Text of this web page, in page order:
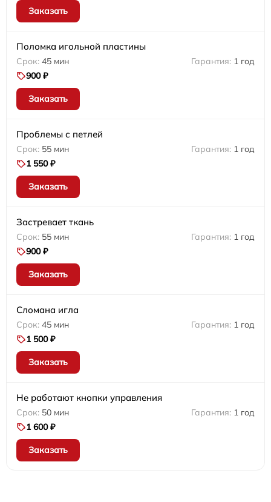
Заказать
Поломка игольной пластины
45 мин
1 год
900 ₽
Заказать
Проблемы с петлей
55 мин
1 год
1 550 ₽
Заказать
Застревает ткань
55 мин
1 год
900 ₽
Заказать
Сломана игла
45 мин
1 год
1 500 ₽
Заказать
Не работают кнопки управления
50 мин
1 год
1 600 ₽
Заказать